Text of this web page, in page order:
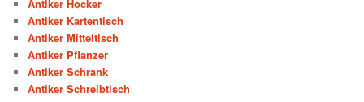
Antiker Hocker
Antiker Kartentisch
Antiker Mitteltisch
Antiker Pflanzer
Antiker Schrank
Antiker Schreibtisch